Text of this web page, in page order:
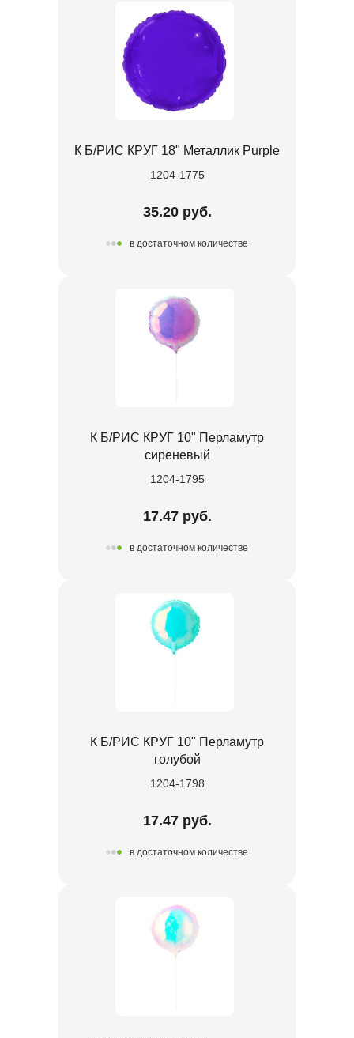
К Б/РИС КРУГ 18" Металлик Purple
1204-1775
35.20 руб.
в достаточном количестве
К Б/РИС КРУГ 10" Перламутр
сиреневый
1204-1795
17.47 руб.
в достаточном количестве
К Б/РИС КРУГ 10" Перламутр
голубой
1204-1798
17.47 руб.
в достаточном количестве